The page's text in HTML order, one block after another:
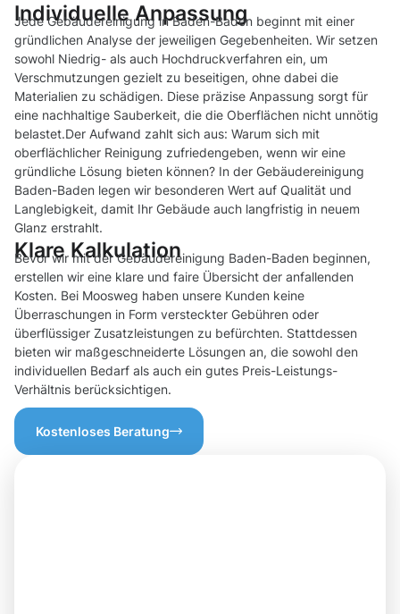
Individuelle Anpassung
Jede Gebäudereinigung in Baden-Baden beginnt mit einer
gründlichen Analyse der jeweiligen Gegebenheiten. Wir setzen
sowohl Niedrig- als auch Hochdruckverfahren ein, um
Verschmutzungen gezielt zu beseitigen, ohne dabei die
Materialien zu schädigen. Diese präzise Anpassung sorgt für
eine nachhaltige Sauberkeit, die die Oberflächen nicht unnötig
belastet.Der Aufwand zahlt sich aus: Warum sich mit
oberflächlicher Reinigung zufriedengeben, wenn wir eine
gründliche Lösung bieten können? In der Gebäudereinigung
Baden-Baden legen wir besonderen Wert auf Qualität und
Langlebigkeit, damit Ihr Gebäude auch langfristig in neuem
Glanz erstrahlt.
Klare Kalkulation
Bevor wir mit der Gebäudereinigung Baden-Baden beginnen,
erstellen wir eine klare und faire Übersicht der anfallenden
Kosten. Bei Moosweg haben unsere Kunden keine
Überraschungen in Form versteckter Gebühren oder
überflüssiger Zusatzleistungen zu befürchten. Stattdessen
bieten wir maßgeschneiderte Lösungen an, die sowohl den
individuellen Bedarf als auch ein gutes Preis-Leistungs-
Verhältnis berücksichtigen.
Kostenloses Beratung